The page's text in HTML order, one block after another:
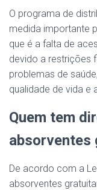
O programa de
medida importante
que é a falta de
devido a restrições
problemas de
qualidade de vida e
Quem tem
absorventes
De acordo com a
absorventes